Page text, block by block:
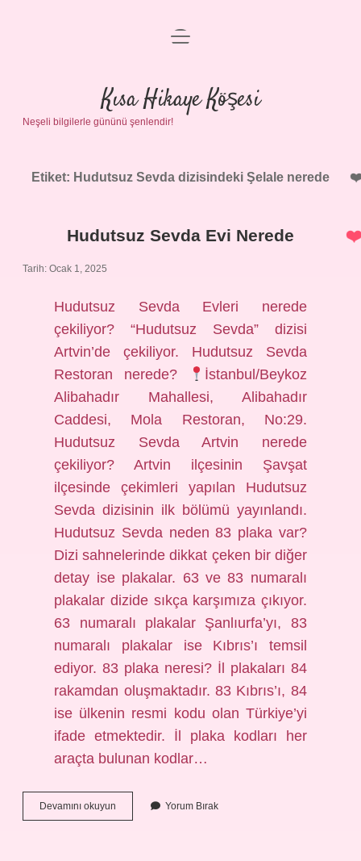
Anasayfa
Gizlilik Politikası
Yasal Uyarı
menüyü
Kısa Hikaye Köşesi
Neşeli bilgilerle gününü şenlendir!
Etiket: Hudutsuz Sevda dizisindeki Şelale nerede
Hudutsuz Sevda Evi Nerede
Tarih: Ocak 1, 2025
Hudutsuz Sevda Evleri nerede
çekiliyor? “Hudutsuz Sevda” dizisi
Artvin’de çekiliyor. Hudutsuz Sevda
Restoran nerede?
İstanbul/Beykoz
Alibahadır Mahallesi, Alibahadır
Caddesi, Mola Restoran, No:29.
Hudutsuz Sevda Artvin nerede
çekiliyor? Artvin ilçesinin Şavşat
ilçesinde çekimleri yapılan Hudutsuz
Sevda dizisinin ilk bölümü yayınlandı.
Hudutsuz Sevda neden 83 plaka var?
Dizi sahnelerinde dikkat çeken bir diğer
detay ise plakalar. 63 ve 83 numaralı
plakalar dizide sıkça karşımıza çıkıyor.
63 numaralı plakalar Şanlıurfa’yı, 83
numaralı plakalar ise Kıbrıs’ı temsil
ediyor. 83 plaka neresi? İl plakaları 84
rakamdan oluşmaktadır. 83 Kıbrıs’ı, 84
ise ülkenin resmi kodu olan Türkiye’yi
ifade etmektedir. İl plaka kodları her
araçta bulunan kodlar…
Devamını okuyun Hudutsuz
Sevda
Yorum Bırak